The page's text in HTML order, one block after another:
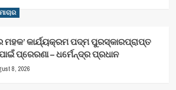
କାର୍ଯ୍ୟକ୍ରମ ପଦ୍ମ ପୁରସ୍କାରପ୍ରାପ୍ତ
ପ୍ରେରଣା – ଧର୍ମେନ୍ଦ୍ର ପ୍ରଧାନ
8, 2026